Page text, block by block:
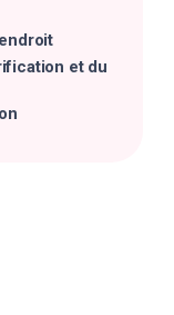
et du